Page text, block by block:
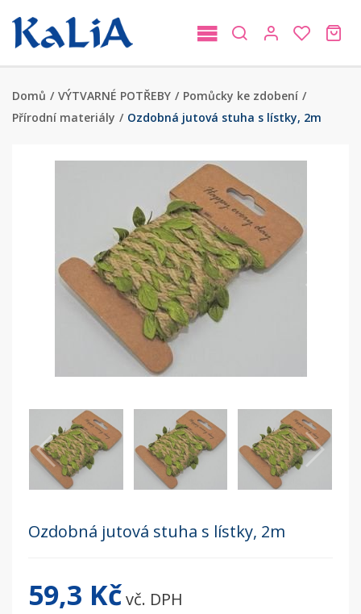
Domů / VÝTVARNÉ POTŘEBY / Pomůcky ke zdobení /
Přírodní materiály / Ozdobná jutová stuha s lístky, 2m
Ozdobná jutová stuha s lístky, 2m
59,3 Kčvč. DPH